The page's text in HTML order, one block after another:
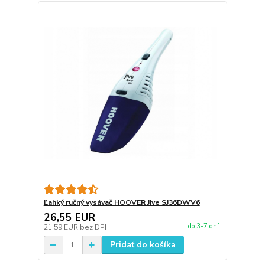
Ľahký ručný vysávač HOOVER Jive SJ36DWV6
26,55 EUR
21,59 EUR bez DPH do 3-7 dní
Pridať do košíka